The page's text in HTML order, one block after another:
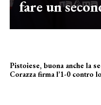
fare un
Pistoiese, buona anche la
Corazza firma l’1-0 contro